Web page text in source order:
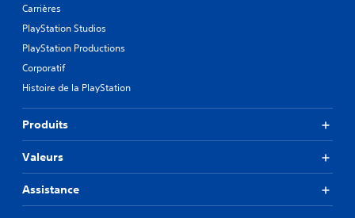
Carrières
PlayStation Studios
PlayStation Productions
Corporatif
Histoire de la PlayStation
Produits
Valeurs
Assistance